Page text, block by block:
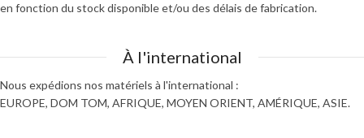
en fonction du stock disponible et/ou des délais de fabrication.
À l'international
Nous expédions nos matériels à l'international :
EUROPE, DOM TOM, AFRIQUE, MOYEN ORIENT, AMÉRIQUE, ASIE.